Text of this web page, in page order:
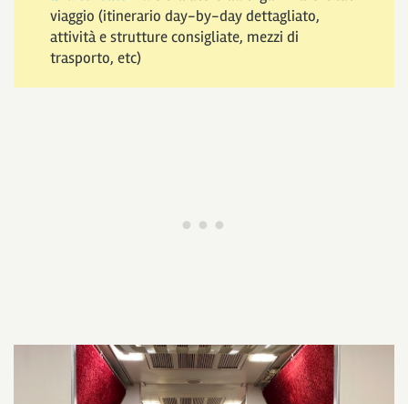
viaggio (itinerario day-by-day dettagliato,
attività e strutture consigliate, mezzi di
trasporto, etc)